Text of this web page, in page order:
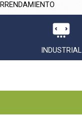
INDUSTRIAL